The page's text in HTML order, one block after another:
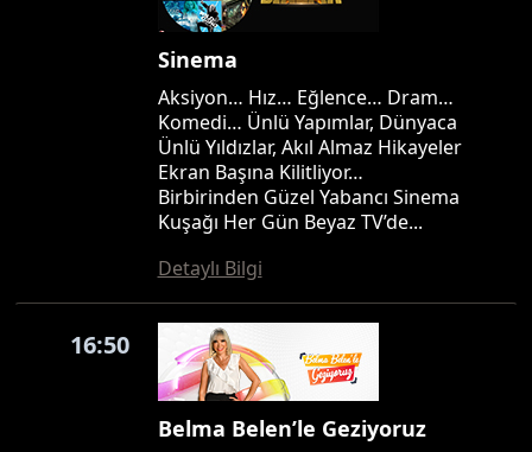
Sinema
Aksiyon… Hız… Eğlence… Dram…
Komedi… Ünlü Yapımlar, Dünyaca
Ünlü Yıldızlar, Akıl Almaz Hikayeler
Ekran Başına Kilitliyor…
Birbirinden Güzel Yabancı Sinema
Kuşağı Her Gün Beyaz TV’de...
Detaylı Bilgi
16:50
Belma Belen’le Geziyoruz